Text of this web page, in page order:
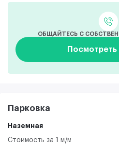
ОБЩАЙТЕСЬ С
Парковка
Наземная
Стоимость за 1 м/м